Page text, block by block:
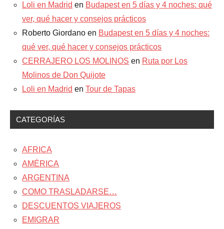
Loli en Madrid en Budapest en 5 días y 4 noches: qué
ver, qué hacer y consejos prácticos
Roberto Giordano en Budapest en 5 días y 4 noches:
qué ver, qué hacer y consejos prácticos
CERRAJERO LOS MOLINOS en Ruta por Los
Molinos de Don Quijote
Loli en Madrid en Tour de Tapas
CATEGORÍAS
AFRICA
AMÉRICA
ARGENTINA
COMO TRASLADARSE…
DESCUENTOS VIAJEROS
EMIGRAR